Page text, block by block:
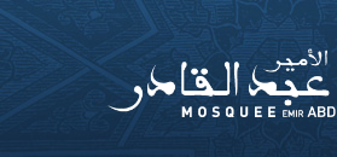
Aller
au
contenu